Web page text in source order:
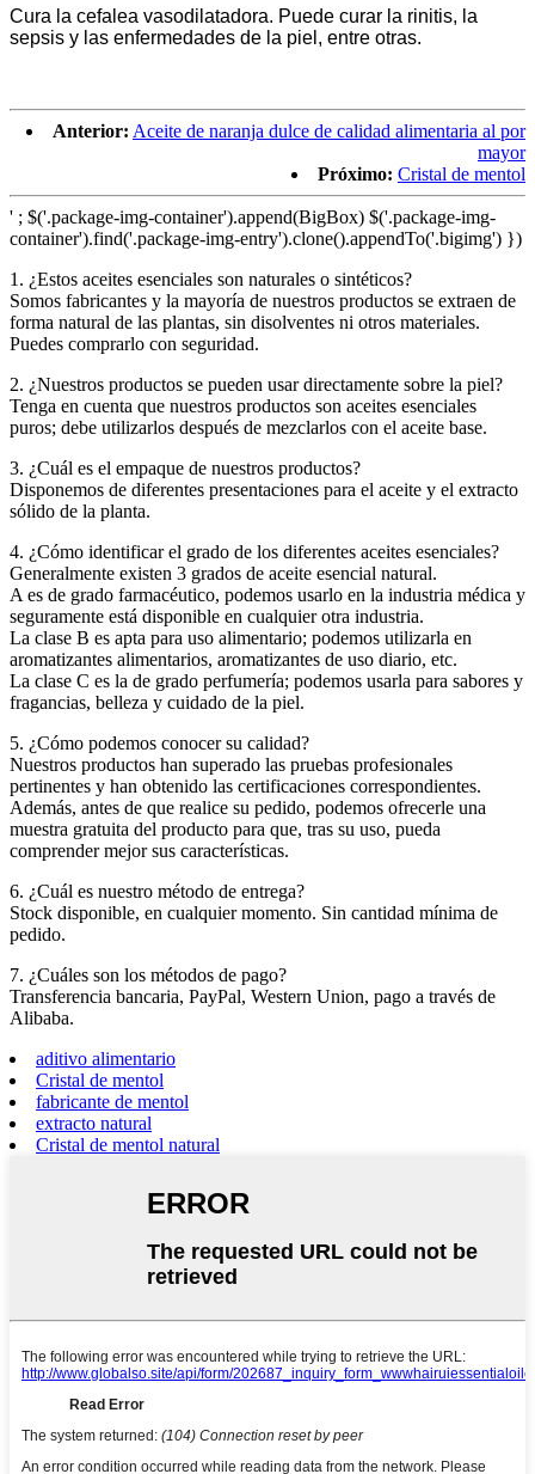
Cura la cefalea vasodilatadora. Puede curar la rinitis, la
sepsis y las enfermedades de la piel, entre otras.
Anterior: Aceite de naranja dulce de calidad alimentaria al por
mayor
Próximo: Cristal de mentol
' ; $('.package-img-container').append(BigBox) $('.package-img-
container').find('.package-img-entry').clone().appendTo('.bigimg') })
1. ¿Estos aceites esenciales son naturales o sintéticos?
Somos fabricantes y la mayoría de nuestros productos se extraen de
forma natural de las plantas, sin disolventes ni otros materiales.
Puedes comprarlo con seguridad.
2. ¿Nuestros productos se pueden usar directamente sobre la piel?
Tenga en cuenta que nuestros productos son aceites esenciales
puros; debe utilizarlos después de mezclarlos con el aceite base.
3. ¿Cuál es el empaque de nuestros productos?
Disponemos de diferentes presentaciones para el aceite y el extracto
sólido de la planta.
4. ¿Cómo identificar el grado de los diferentes aceites esenciales?
Generalmente existen 3 grados de aceite esencial natural.
A es de grado farmacéutico, podemos usarlo en la industria médica y
seguramente está disponible en cualquier otra industria.
La clase B es apta para uso alimentario; podemos utilizarla en
aromatizantes alimentarios, aromatizantes de uso diario, etc.
La clase C es la de grado perfumería; podemos usarla para sabores y
fragancias, belleza y cuidado de la piel.
5. ¿Cómo podemos conocer su calidad?
Nuestros productos han superado las pruebas profesionales
pertinentes y han obtenido las certificaciones correspondientes.
Además, antes de que realice su pedido, podemos ofrecerle una
muestra gratuita del producto para que, tras su uso, pueda
comprender mejor sus características.
6. ¿Cuál es nuestro método de entrega?
Stock disponible, en cualquier momento. Sin cantidad mínima de
pedido.
7. ¿Cuáles son los métodos de pago?
Transferencia bancaria, PayPal, Western Union, pago a través de
Alibaba.
aditivo alimentario
Cristal de mentol
fabricante de mentol
extracto natural
Cristal de mentol natural